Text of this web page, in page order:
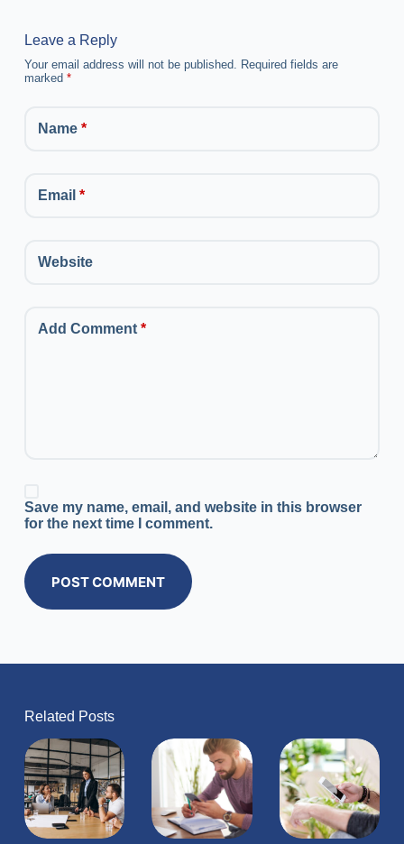
Leave a Reply
Your email address will not be published. Required fields are
marked *
Name*
Email *
Website
Add Comment*
Save my name, email, and website in this browser
for the next time I comment.
POST COMMENT
Related Posts